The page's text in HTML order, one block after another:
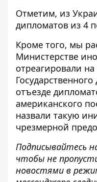
Отметим, из
дипломатов из 4
Кроме того, мы
Министерстве
отреагировали на
отъезде
американского
назвали такую
чрезмерной
Подписывайтесь
чтобы не
новостями в